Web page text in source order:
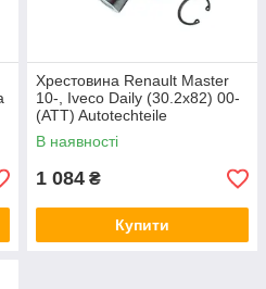
Хрестовина Renault Master
10-, Iveco Daily (30.2x82) 00-
(ATT) Autotechteile
В наявності
1 084 ₴
Купити